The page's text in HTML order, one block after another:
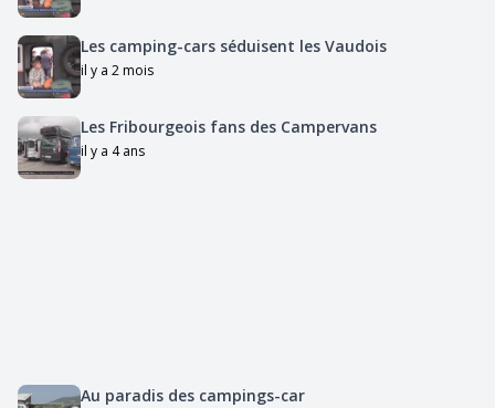
Les camping-cars séduisent les Vaudois
il y a 2 mois
Les Fribourgeois fans des Campervans
il y a 4 ans
Au paradis des campings-car